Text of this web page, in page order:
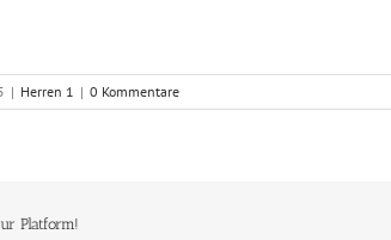
| Herren 1 | 0 Kommentare
Platform!